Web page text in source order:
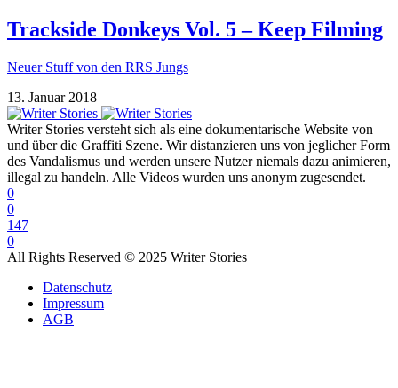
Trackside Donkeys Vol. 5 – Keep Filming
Neuer Stuff von den RRS Jungs
13. Januar 2018
Writer Stories versteht sich als eine dokumentarische Website von
und über die Graffiti Szene. Wir distanzieren uns von jeglicher Form
des Vandalismus und werden unsere Nutzer niemals dazu animieren,
illegal zu handeln. Alle Videos wurden uns anonym zugesendet.
0
0
147
0
All Rights Reserved © 2025 Writer Stories
Datenschutz
Impressum
AGB